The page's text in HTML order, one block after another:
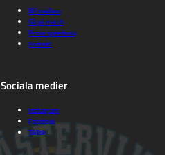
Bli medlem
Gå på match
Prova speedway
Kontakt
Sociala medier
Instagram
Facebook
TikTok